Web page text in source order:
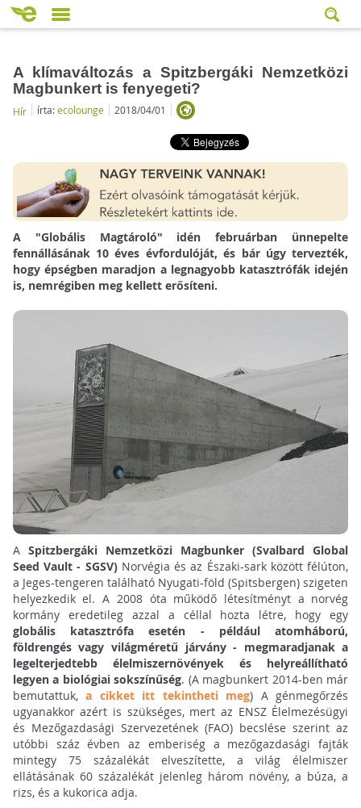
A klímaváltozás a Spitzbergáki Nemzetközi
Magbunkert is fenyegeti?
Hír írta:ecolounge 2018/04/01
A "Globális Magtároló" idén februárban ünnepelte
fennállásának 10 éves évfordulóját, és bár úgy tervezték,
hogy épségben maradjon a legnagyobb katasztrófák idején
is, nemrégiben meg kellett erősíteni.
A Spitzbergáki Nemzetközi Magbunker (Svalbard Global
Seed Vault - SGSV) Norvégia és az Északi-sark között félúton,
a Jeges-tengeren található Nyugati-föld (Spitsbergen) szigeten
helyezkedik el. A 2008 óta működő létesítményt a norvég
kormány eredetileg azzal a céllal hozta létre, hogy egy
globális katasztrófa esetén - például atomháború,
földrengés vagy világméretű járvány - megmaradjanak a
legelterjedtebb élelmiszernövények és helyreállítható
legyen a biológiai sokszínűség. (A magbunkert 2014-ben már
bemutattuk,a cikket itt tekintheti meg) A génmegőrzés
ugyanakkor azért is szükséges, mert az ENSZ Élelmezésügyi
és Mezőgazdasági Szervezetének (FAO) becslése szerint az
utóbbi száz évben az emberiség a mezőgazdasági fajták
mintegy 75 százalékát elveszítette, a világ élelmiszer
ellátásának 60 százalékát jelenleg három növény, a búza, a
rizs, és a kukorica adja.